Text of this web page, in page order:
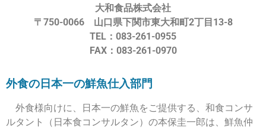
大和食品株式会社
〒750-0066 山口県下関市東大和町2丁目13-8
TEL：083-261-0955
FAX：083-261-0970
外食の日本一の鮮魚仕入部門
外食様向けに、日本一の鮮魚をご提供する、和食コンサ
ルタント（日本食コンサルタン）の本保圭一郎は、鮮魚仲